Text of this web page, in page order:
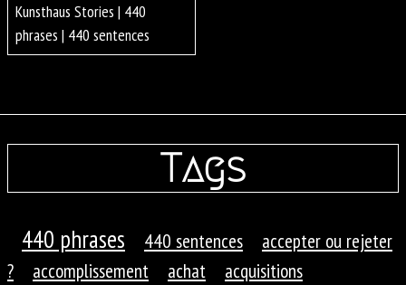
Kunsthaus Stories | 440
phrases | 440 sentences
Tags
440 phrases 440 sentences
accepter ou rejeter
?
accomplissement achat acquisitions